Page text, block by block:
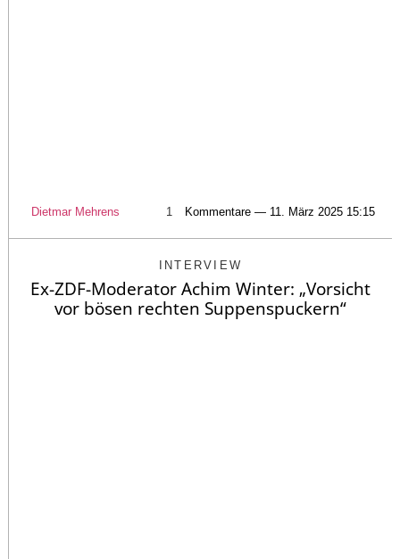
Dietmar Mehrens 1 Kommentare — 11. März 2025 15:15
INTERVIEW
Ex-ZDF-Moderator Achim Winter: „Vorsicht
vor bösen rechten Suppenspuckern“